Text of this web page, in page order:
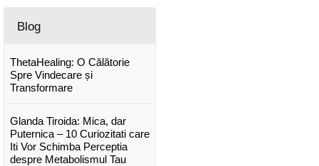
Blog
ThetaHealing: O Călătorie
Spre Vindecare și
Transformare
Glanda Tiroida: Mica, dar
Puternica – 10 Curiozitati care
Iti Vor Schimba Perceptia
despre Metabolismul Tau